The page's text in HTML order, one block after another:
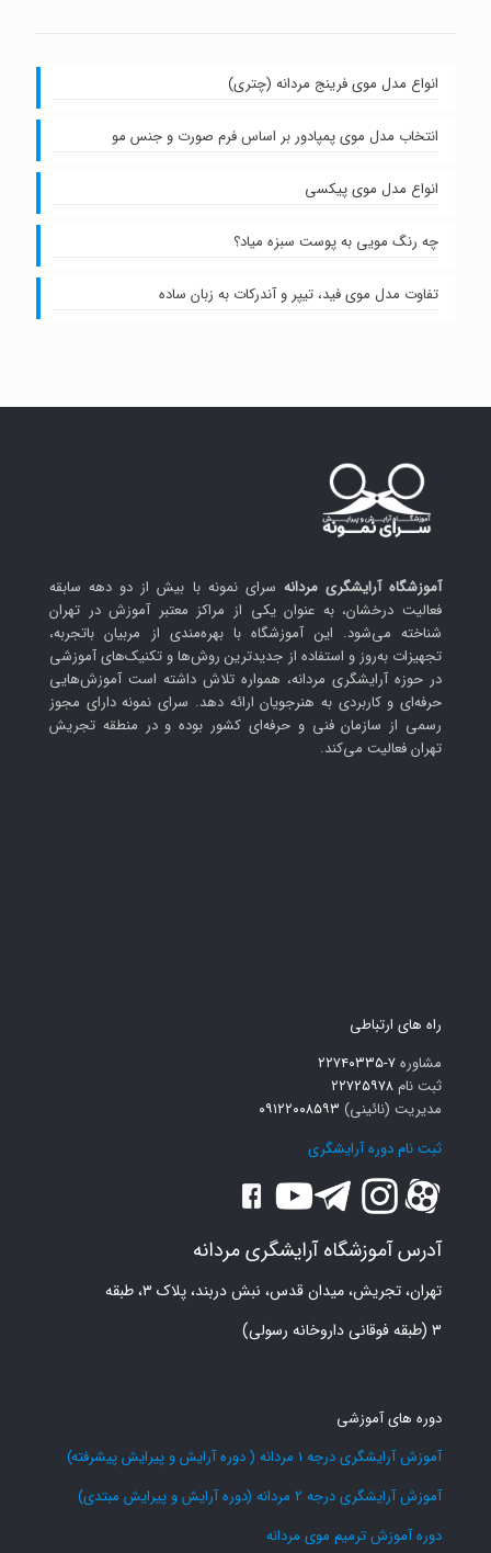
انواع مدل موی فرینج مردانه (چتری)
انتخاب مدل موی پمپادور بر اساس فرم صورت و جنس مو
انواع مدل موی پیکسی
چه رنگ مویی به پوست سبزه میاد؟
تفاوت مدل موی فید، تیپر و آندرکات به زبان ساده
آموزشگاه آرایشگری مردانه سرای نمونه با بیش از دو دهه سابقه
فعالیت درخشان، به عنوان یکی از مراکز معتبر آموزش در تهران
شناخته می‌شود. این آموزشگاه با بهره‌مندی از مربیان باتجربه،
تجهیزات به‌روز و استفاده از جدیدترین روش‌ها و تکنیک‌های آموزشی
در حوزه آرایشگری مردانه، همواره تلاش داشته است آموزش‌هایی
حرفه‌ای و کاربردی به هنرجویان ارائه دهد. سرای نمونه دارای مجوز
رسمی از سازمان فنی و حرفه‌ای کشور بوده و در منطقه تجریش
تهران فعالیت می‌کند.
راه های ارتباطی
مشاوره۷-۲۲۷۴۰۳۳۵
ثبت نام ۲۲۷۲۵۹۷۸
مدیریت (نائینی) ۰۹۱۲۲۰۰۸۵۹۳
ثبت نام دوره آرایشگری
آدرس آموزشگاه آرایشگری مردانه
تهران، تجریش، میدان قدس، نبش دربند، پلاک ۳، طبقه
۳ (طبقه فوقانی داروخانه رسولی)
دوره های آموزشی
آموزش آرایشگری درجه 1 مردانه ( دوره آرایش و پیرایش پیشرفته)
آموزش آرایشگری درجه 2 مردانه (دوره آرایش و پیرایش مبتدی)
دوره آموزش ترمیم موی مردانه